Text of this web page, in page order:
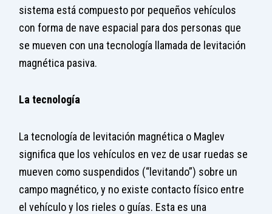
sistema está compuesto por pequeños vehículos
con forma de nave espacial para dos personas que
se mueven con una tecnología llamada de levitación
magnética pasiva.
La tecnología
La tecnología de levitación magnética o Maglev
significa que los vehículos en vez de usar ruedas se
mueven como suspendidos (“levitando”) sobre un
campo magnético, y no existe contacto físico entre
el vehículo y los rieles o guías. Esta es una